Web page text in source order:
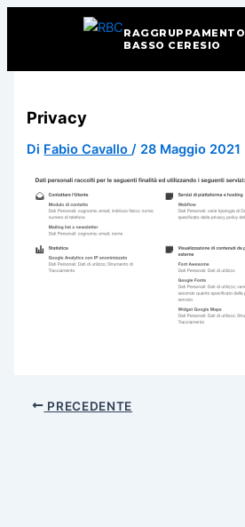
RAGGRUPPAMENTO
BASSO CERESIO
contenuto
Privacy
Di Fabio Cavallo/ 28 Maggio 2021
PRECEDENTE